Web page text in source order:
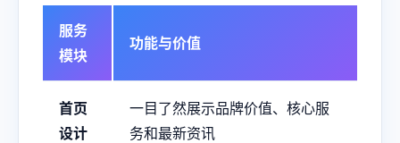
服务
模块
功能与价值
首页
设计
一目了然展示品牌价值、核心服
务和最新资讯